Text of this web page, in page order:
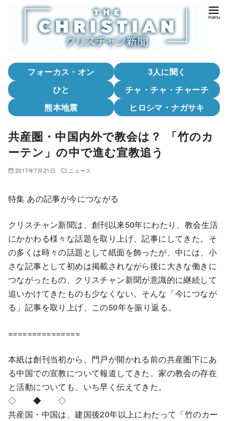
フォーカス・オン
3人に聞く
ひと
チャ・チャ・チャーチ
熊本地震
ヒロシマ・ナガサキ
共産圏・中国内外で教会は？ 「竹のカ
ーテン」の中で進む宣教追う
2017年7月21日 ニュース
特集 あの記事が今につながる
クリスチャン新聞は、創刊以来50年にわたり、教会生活
にかかわる様々な話題を取り上げ、記事にしてきた。そ
の多くは時々の話題として紙面を飾ったが、中には、小
さな記事として初めは掲載されながら後に大きな働きに
つながったもの、クリスチャン新聞が意識的に継続して
追いかけてきたものも少なくない。そんな「今につなが
る」記事を取り上げ、この50年を振り返る。
===============
本紙は創刊当初から、門戸が開かれる前の共産圏下にあ
る中国での宣教について報道してきた。家の教会の存在
と活動についても、いち早く伝えてきた。
◇ ◆ ◇
共産国・中国は、建国後20年以上にわたって「竹のカー